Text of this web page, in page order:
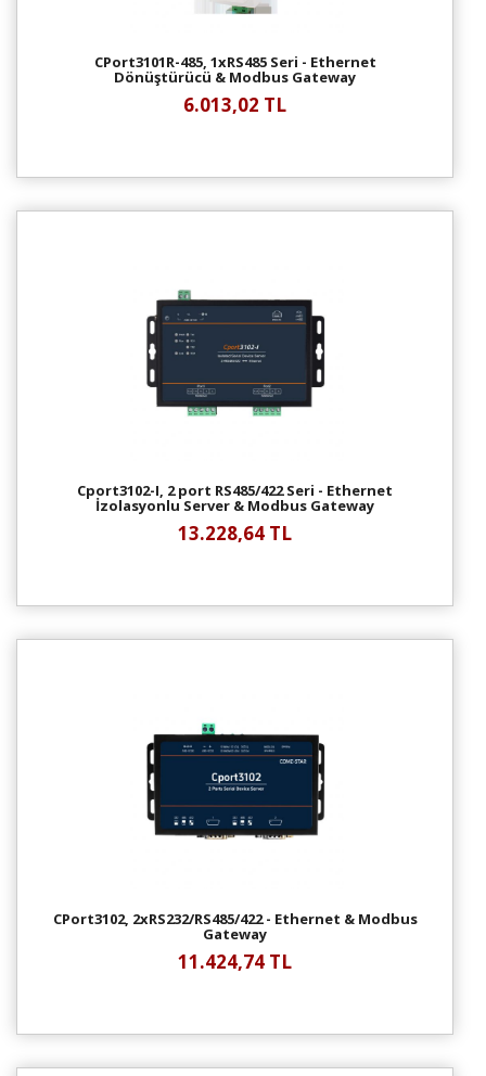
CPort3101R-485, 1xRS485 Seri - Ethernet
Dönüştürücü & Modbus Gateway
6.013,02 TL
Cport3102-I, 2 port RS485/422 Seri - Ethernet
İzolasyonlu Server & Modbus Gateway
13.228,64 TL
CPort3102, 2xRS232/RS485/422 - Ethernet & Modbus
Gateway
11.424,74 TL